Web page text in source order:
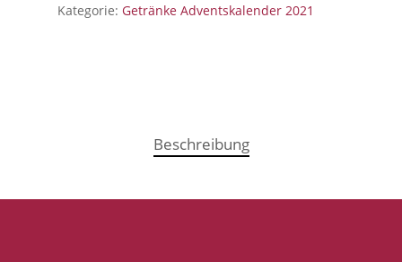
Kategorie: Getränke Adventskalender 2021
Beschreibung